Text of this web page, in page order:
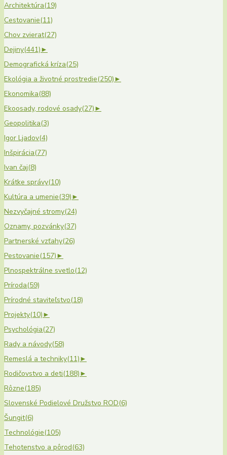
Architektúra(19)
Cestovanie(11)
Chov zvierat(27)
Dejiny(441)►
Demografická kríza(25)
Ekológia a životné prostredie(250)►
Ekonomika(88)
Ekoosady, rodové osady(27)►
Geopolitika(3)
Igor Ljadov(4)
Inšpirácia(77)
Ivan čaj(8)
Krátke správy(10)
Kultúra a umenie(39)►
Nezvyčajné stromy(24)
Oznamy, pozvánky(37)
Partnerské vzťahy(26)
Pestovanie(157)►
Plnospektrálne svetlo(12)
Príroda(59)
Prírodné staviteľstvo(18)
Projekty(10)►
Psychológia(27)
Rady a návody(58)
Remeslá a techniky(11)►
Rodičovstvo a deti(188)►
Rôzne(185)
Slovenské Podielové Družstvo ROD(6)
Šungit(6)
Technológie(105)
Tehotenstvo a pôrod(63)